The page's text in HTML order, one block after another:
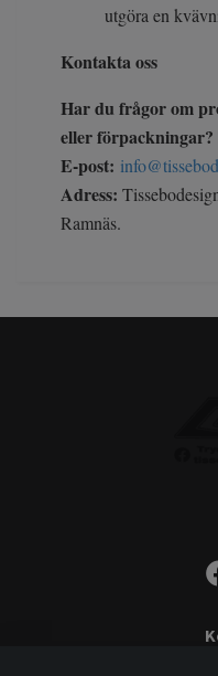
utgöra en
Kontakta oss
Har du frågor om
eller förpackningar?
E-post:
Adress:
Ramnäs.